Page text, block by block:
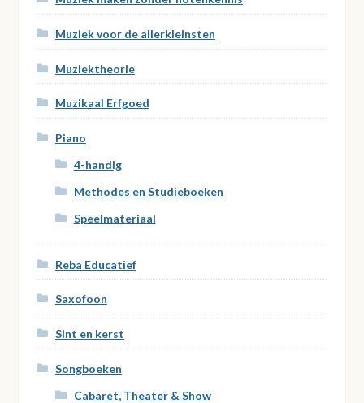
Muziek voor de allerkleinsten
Muziektheorie
Muzikaal Erfgoed
Piano
4-handig
Methodes en Studieboeken
Speelmateriaal
Reba Educatief
Saxofoon
Sint en kerst
Songboeken
Cabaret, Theater & Show